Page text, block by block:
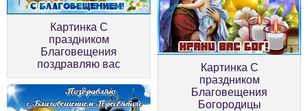
Картинка С
праздником
Благовещения
поздравляю вас
Картинка С
праздником
Благовещения
Богородицы